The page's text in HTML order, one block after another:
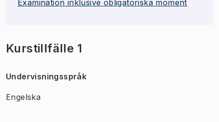
Examination inklusive obligatoriska moment
Kurstillfälle 1
Undervisningsspråk
Engelska